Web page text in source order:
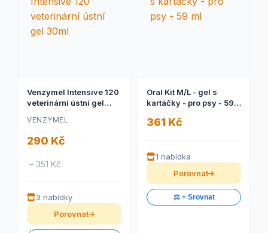
Venzymel Intensive 120
veterinární ústní gel
VENZYMEL
290 Kč
– 351 Kč
3 nabídky
Porovnat
Oral Kit M/L - gel s
kartáčky - pro psy - 59
361 Kč
1 nabídka
Porovnat
⚖️ + Srovnat